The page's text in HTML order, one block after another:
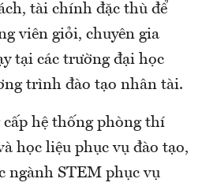
tài chính đặc thù để
viên giỏi, chuyên gia
tại các trường đại học
trình đào tạo nhân tài.
cấp hệ thống phòng thí
học liệu phục vụ đào tạo,
ngành STEM phục vụ